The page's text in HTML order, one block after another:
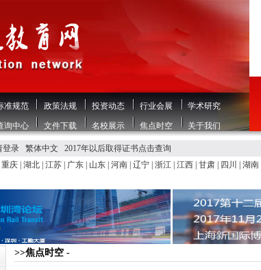
准规范 政策法规 投资动态 行业会展 学术研究
询中心 文件下载 名校展示 焦点时空 关于我们
登录 繁体中文
2017年以后取得证书点击查询
重庆 湖北 江苏 广东 山东 河南 辽宁 浙江 江西 甘肃 四川 湖南
>>焦点时空 -